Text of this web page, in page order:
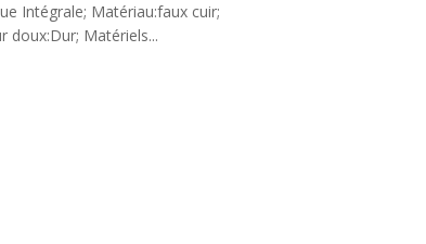
Intégrale; Matériau:faux cuir;
doux:Dur; Matériels...